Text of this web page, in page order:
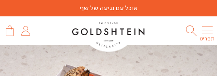
אוכל עם נגיעה של שף
תפריט